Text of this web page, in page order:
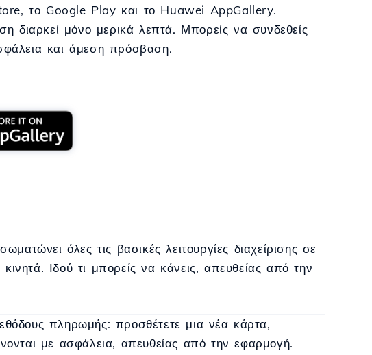
το Google Play και το Huawei AppGallery.
διαρκεί μόνο μερικά λεπτά. Μπορείς να συνδεθείς
και άμεση πρόσβαση.
όλες τις βασικές λειτουργίες διαχείρισης σε
Ιδού τι μπορείς να κάνεις, απευθείας από την
πληρωμής: προσθέτετε μια νέα κάρτα,
με ασφάλεια, απευθείας από την εφαρμογή.